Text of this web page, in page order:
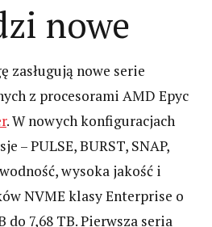
nowe
zasługują nowe serie
z procesorami AMD Epyc
. W nowych konfiguracjach
– PULSE, BURST, SNAP,
wysoka jakość i
NVME klasy Enterprise o
do 7,68 TB. Pierwsza seria